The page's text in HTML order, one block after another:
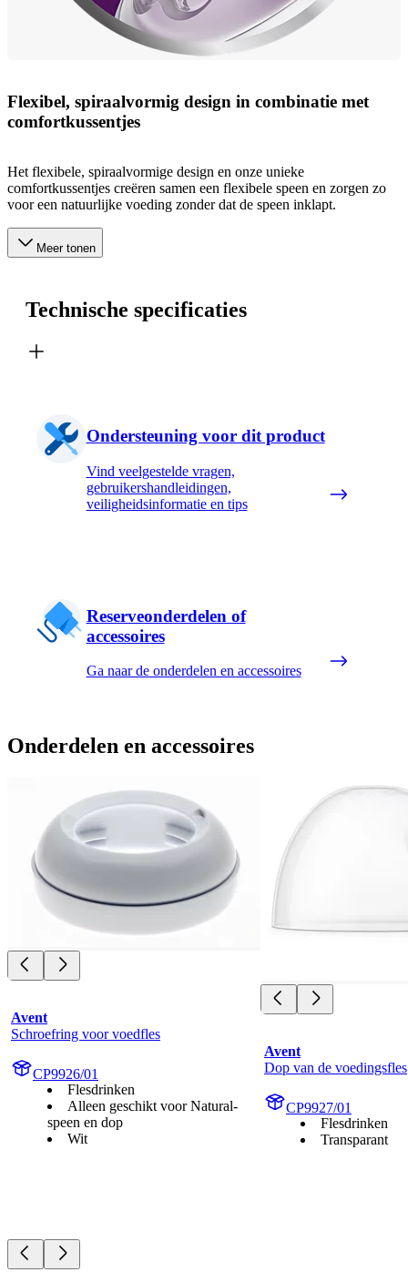
Flexibel, spiraalvormig design in combinatie met
comfortkussentjes
Het flexibele, spiraalvormige design en onze unieke
comfortkussentjes creëren samen een flexibele speen en zorgen zo
voor een natuurlijke voeding zonder dat de speen inklapt.
Meer tonen
Technische specificaties
Ondersteuning voor dit product
Vind veelgestelde vragen,
gebruikershandleidingen,
veiligheidsinformatie en tips
Reserveonderdelen of
accessoires
Ga naar de onderdelen en accessoires
Onderdelen en accessoires
Avent
Schroefring voor voedfles
CP9926/01
Flesdrinken
Alleen geschikt voor Natural-
speen en dop
Wit
Avent
Dop van de voedingsfles
CP9927/01
Flesdrinken
Transparant